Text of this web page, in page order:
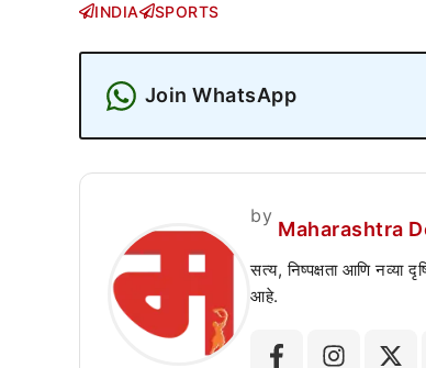
INDIA SPORTS
Join WhatsApp
by
Maharashtra
सत्य, निष्पक्षता आणि नव्या
आहे.